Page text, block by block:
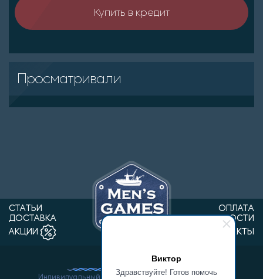
Виктор
Здравствуйте! Готов помочь
Купить в кредит
Просматривали
СТАТЬИ
ОПЛАТА
ДОСТАВКА
НОВОСТИ
АКЦИИ
КОНТАКТЫ